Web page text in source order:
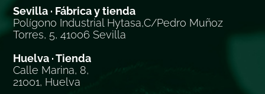
Sevilla · Fábrica y tienda
Polígono Industrial Hytasa,C/Pedro Muñoz
Torres, 5, 41006 Sevilla
Huelva · Tienda
Calle Marina, 8,
21001, Huelva